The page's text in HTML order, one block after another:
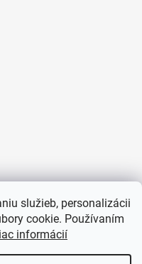
služieb, personalizácii
cookie. Používaním
informácií